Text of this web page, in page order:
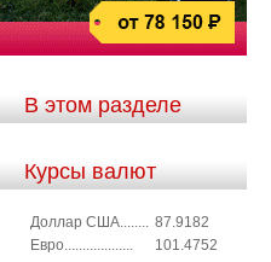
В этом разделе
Курсы валют
Доллар США........ 87.9182
Евро...................
101.4752